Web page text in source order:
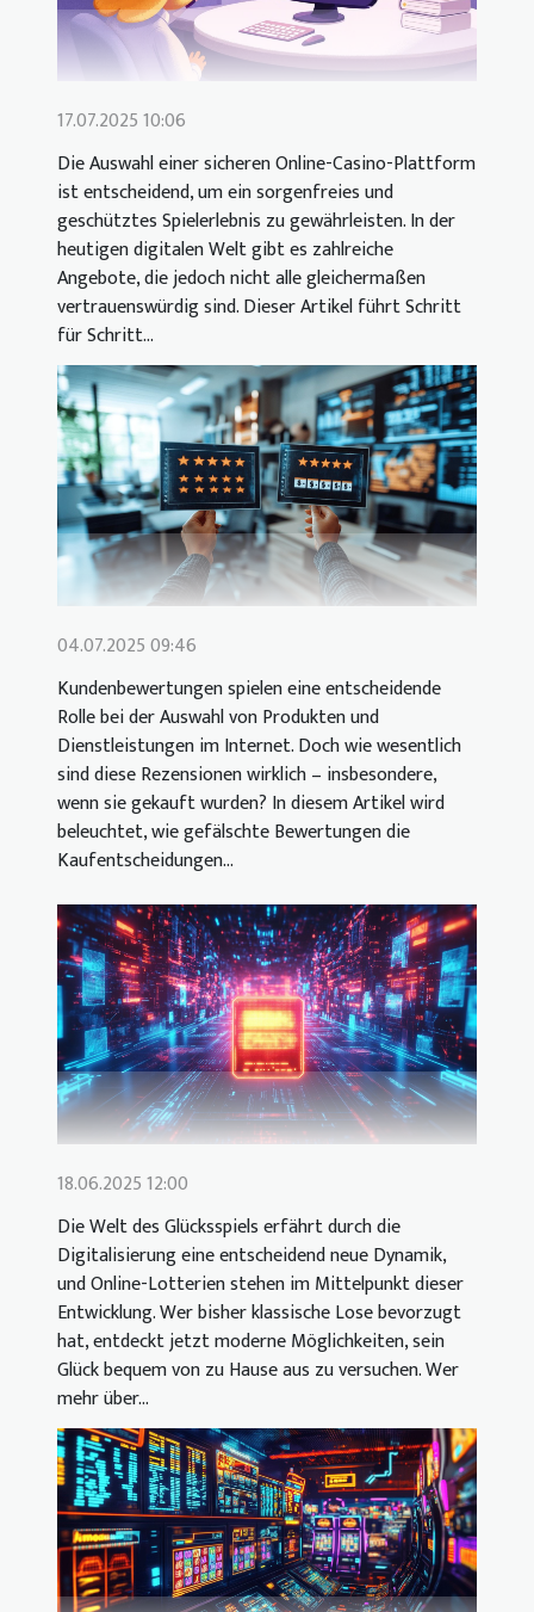
17.07.2025 10:06
Die Auswahl einer sicheren Online-Casino-Plattform
ist entscheidend, um ein sorgenfreies und
geschütztes Spielerlebnis zu gewährleisten. In der
heutigen digitalen Welt gibt es zahlreiche
Angebote, die jedoch nicht alle gleichermaßen
vertrauenswürdig sind. Dieser Artikel führt Schritt
für Schritt...
04.07.2025 09:46
Kundenbewertungen spielen eine entscheidende
Rolle bei der Auswahl von Produkten und
Dienstleistungen im Internet. Doch wie wesentlich
sind diese Rezensionen wirklich – insbesondere,
wenn sie gekauft wurden? In diesem Artikel wird
beleuchtet, wie gefälschte Bewertungen die
Kaufentscheidungen...
18.06.2025 12:00
Die Welt des Glücksspiels erfährt durch die
Digitalisierung eine entscheidend neue Dynamik,
und Online-Lotterien stehen im Mittelpunkt dieser
Entwicklung. Wer bisher klassische Lose bevorzugt
hat, entdeckt jetzt moderne Möglichkeiten, sein
Glück bequem von zu Hause aus zu versuchen. Wer
mehr über...